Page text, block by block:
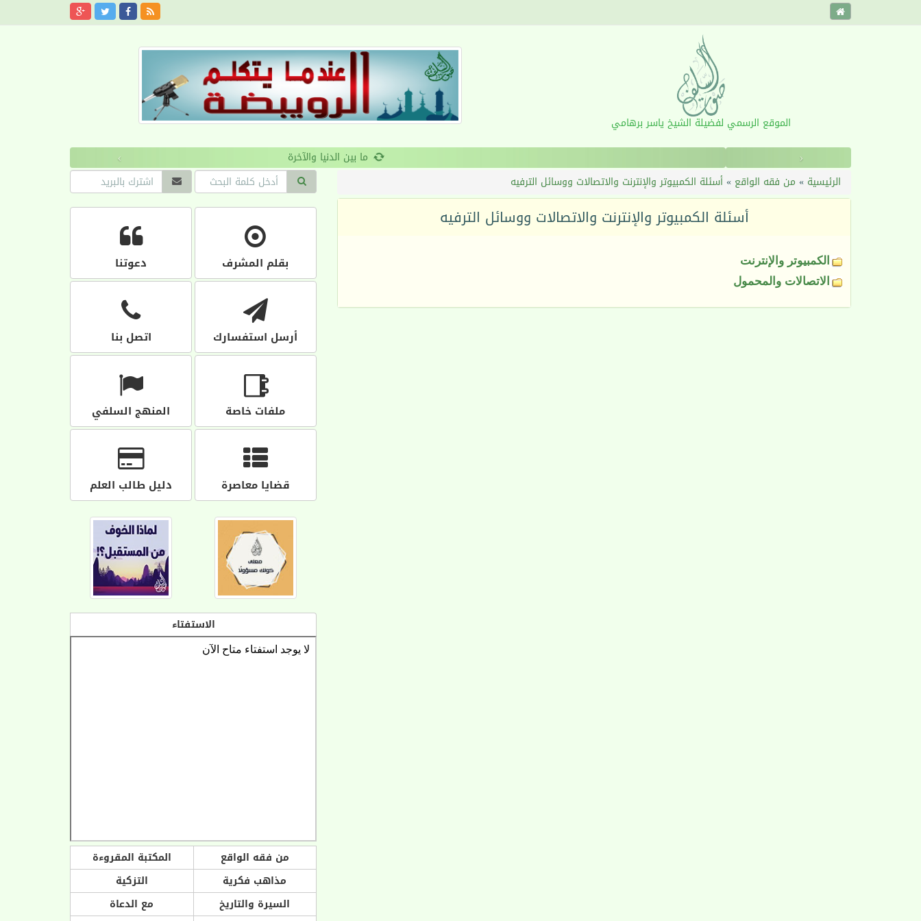
الموقع الرسمي لفضيلة الشيخ ياسر برهامي
‹
›
الرئيسية » من فقه الواقع »أسئلة الكمبيوتر والإنترنت والاتصالات ووسائل الترفيه
أسئلة الكمبيوتر والإنترنت والاتصالات ووسائل الترفيه
الكمبيوتر والإنترنت
الاتصالات والمحمول
بقلم المشرف دعوتنا
أرسل استفسارك اتصل بنا
ملفات خاصة المنهج السلفي
قضايا معاصرة دليل طالب العلم
الاستفتاء
من فقه الواقع
المكتبة المقروءة
مذاهب فكرية
التزكية
السيرة والتاريخ
مع الدعاة